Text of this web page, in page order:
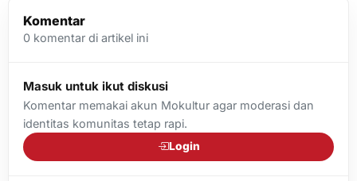
Komentar
0 komentar di artikel ini
Masuk untuk ikut diskusi
Komentar memakai akun Mokultur agar moderasi dan
identitas komunitas tetap rapi.
Login